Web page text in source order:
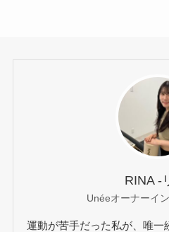
RINA -
Unéeオーナーイ
運動が苦手だった私が、唯一